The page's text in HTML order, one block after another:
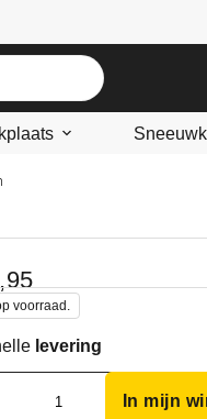
voorraad.
levering
In mijn